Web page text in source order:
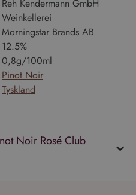
Reh Kendermann GmbH
Weinkellerei
Morningstar Brands AB
12.5%
0,8g/100ml
Pinot Noir
Tyskland
Noir Rosé Club